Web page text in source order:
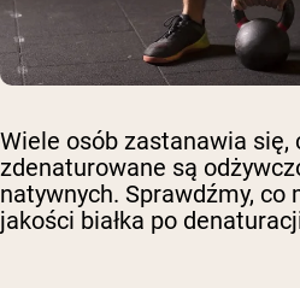
Wiele osób zastanawia się,
zdenaturowane są
natywnych. Sprawdźmy, co
jakości białka po